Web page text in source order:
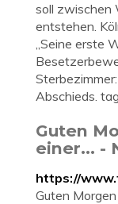
soll zwischen
entstehen.
„Seine erste
Abschieds.
Guten
einer... -
https://
Guten